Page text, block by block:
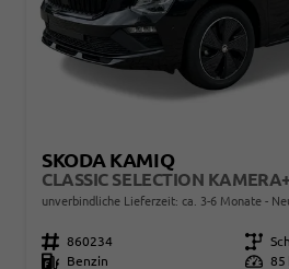
SKODA KAMIQ
unverbindliche Lieferzeit: ca. 3-6 Monate
Fahrzeugnr. 860234 Getriebe
Kraftstoff
Benzin Leistung 85